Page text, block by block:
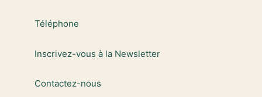
Téléphone
Inscrivez-vous à la Newsletter
Contactez-nous